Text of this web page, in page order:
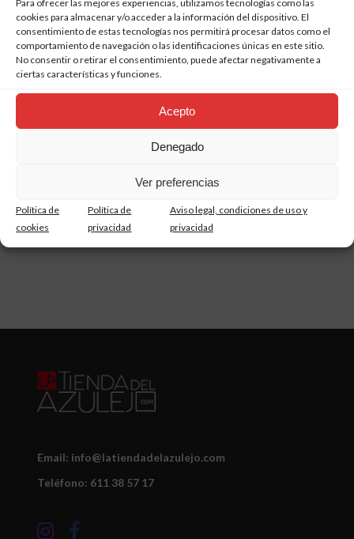
Para ofrecer las mejores experiencias, utilizamos tecnologías como las
cookies para almacenar y/o acceder a la información del dispositivo. El
consentimiento de estas tecnologías nos permitirá procesar datos como el
comportamiento de navegación o las identificaciones únicas en este sitio.
No consentir o retirar el consentimiento, puede afectar negativamente a
ciertas características y funciones.
Acepto
Denegado
Ver preferencias
Política de
cookies
Política de
privacidad
Aviso legal, condiciones de uso y
privacidad
LAB. MODULE
precio
original
era:
23,52€.
precio
actual
es:
19,06€.
-19%
incluído)
Email: info@latiendadelazulejo.com
Teléfono: 611 38 57 17